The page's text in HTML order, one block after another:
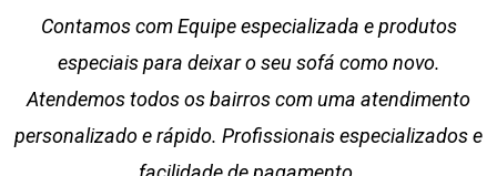
Contamos com Equipe especializada e produtos
especiais para deixar o seu sofá como novo.
Atendemos todos os bairros com uma atendimento
personalizado e rápido. Profissionais especializados e